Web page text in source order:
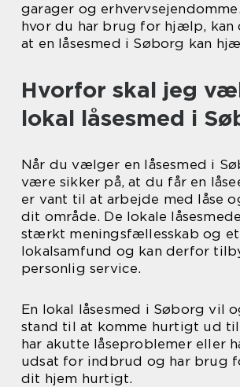
garager og
hvor du har brug for hjælp, kan
at en låsesmed i Søborg kan
Hvorfor skal jeg
lokal låsesmed i
Når du vælger en låsesmed i
være sikker på, at du får en
er vant til at arbejde med låse
dit område. De lokale
stærkt meningsfællesskab og
lokalsamfund og kan derfor
personlig service.
En lokal låsesmed i Søborg vil
stand til at komme hurtigt ud
har akutte låseproblemer eller
udsat for indbrud og har brug
dit hjem hurtigt.